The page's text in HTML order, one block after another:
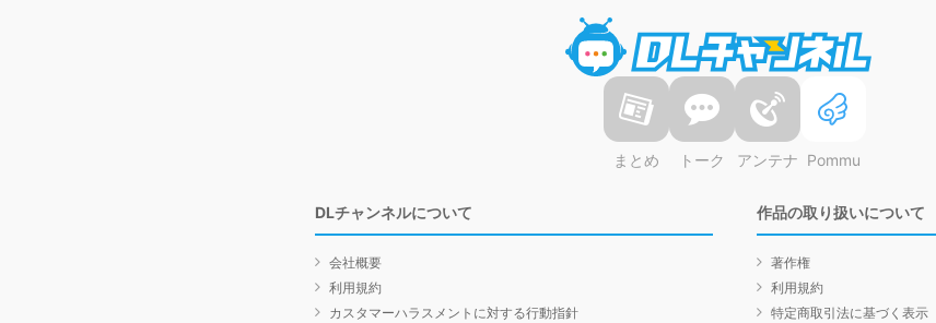
まとめ トーク アンテナ Pommu
DLチャンネルについて
会社概要
利用規約
カスタマーハラスメントに対する行動指針
作品の取り扱いについて
著作権
利用規約
特定商取引法に基づく表示